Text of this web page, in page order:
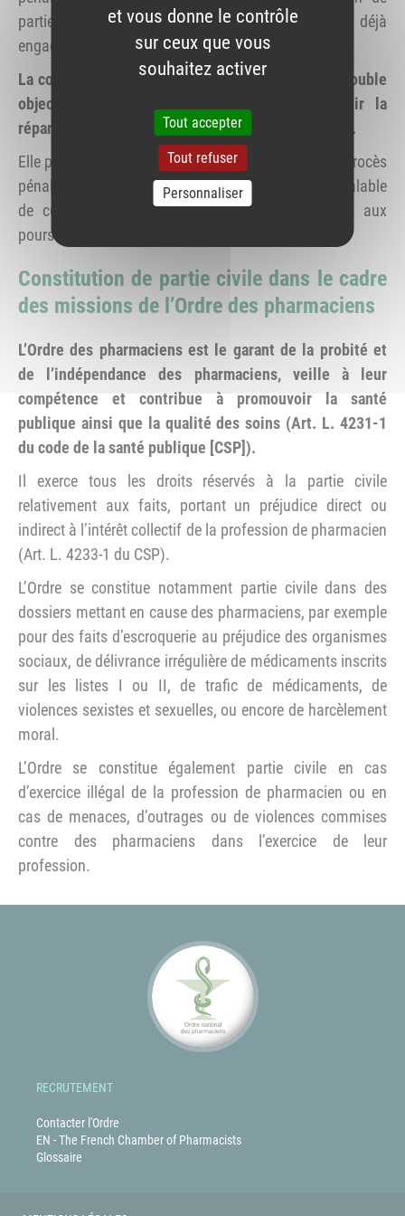
partie civile), soit se rattacher à l’action publique déjà
engagée par le procureur de la République.
La constitution de partie civile poursuit donc un double
objectif : soutenir l’action publique et obtenir la
réparation des préjudices subis (matériel et moral).
Elle peut avoir lieu dans le cadre de l’instruction du procès
pénal, d’une comparution avec reconnaissance préalable
de culpabilité (CRPC) et de mesures alternatives aux
poursuites pénales (composition pénale).
Constitution de partie civile dans le cadre
des missions de l’Ordre des pharmaciens
L’Ordre des pharmaciens est le garant de la probité et
de l’indépendance des pharmaciens, veille à leur
compétence et contribue à promouvoir la santé
publique ainsi que la qualité des soins (Art. L. 4231-1
du code de la santé publique [CSP]).
Il exerce tous les droits réservés à la partie civile
relativement aux faits, portant un préjudice direct ou
indirect à l’intérêt collectif de la profession de pharmacien
(Art. L. 4233-1 du CSP).
L’Ordre se constitue notamment partie civile dans des
dossiers mettant en cause des pharmaciens, par exemple
pour des faits d’escroquerie au préjudice des organismes
sociaux, de délivrance irrégulière de médicaments inscrits
sur les listes I ou II, de trafic de médicaments, de
violences sexistes et sexuelles, ou encore de harcèlement
moral.
L’Ordre se constitue également partie civile en cas
d’exercice illégal de la profession de pharmacien ou en
cas de menaces, d’outrages ou de violences commises
contre des pharmaciens dans l’exercice de leur
profession.
RECRUTEMENT
Contacter l'Ordre
EN - The French Chamber of Pharmacists
Glossaire
et vous donne le contrôle
sur ceux que vous
souhaitez activer
Tout accepter
Tout refuser
Personnaliser